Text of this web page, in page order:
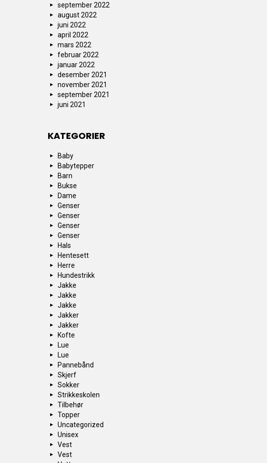
september 2022
august 2022
juni 2022
april 2022
mars 2022
februar 2022
januar 2022
desember 2021
november 2021
september 2021
juni 2021
KATEGORIER
Baby
Babytepper
Barn
Bukse
Dame
Genser
Genser
Genser
Genser
Hals
Hentesett
Herre
Hundestrikk
Jakke
Jakke
Jakke
Jakker
Jakker
Kofte
Lue
Lue
Pannebånd
Skjerf
Sokker
Strikkeskolen
Tilbehør
Topper
Uncategorized
Unisex
Vest
Vest